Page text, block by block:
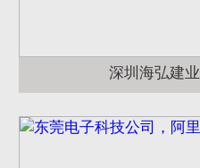
深圳海弘建